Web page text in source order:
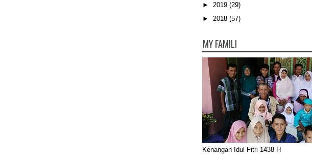
► 2019 (29)
► 2018 (57)
MY FAMILI
Kenangan Idul Fitri 1438 H